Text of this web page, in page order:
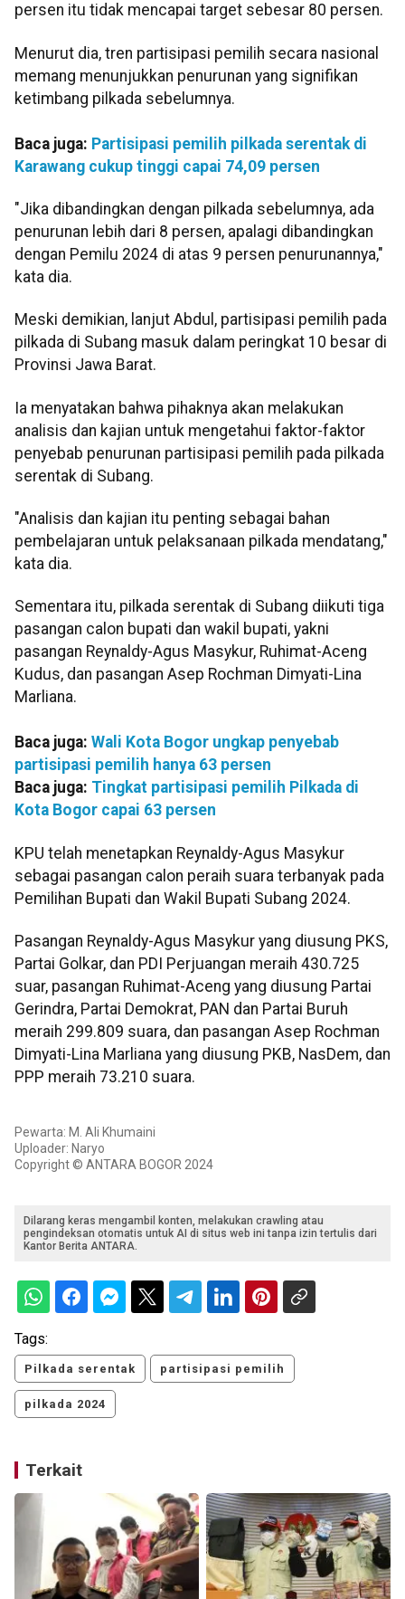
persen itu tidak mencapai target sebesar 80 persen.
Menurut dia, tren partisipasi pemilih secara nasional
memang menunjukkan penurunan yang signifikan
ketimbang pilkada sebelumnya.
Baca juga: Partisipasi pemilih pilkada serentak di
Karawang cukup tinggi capai 74,09 persen
"Jika dibandingkan dengan pilkada sebelumnya, ada
penurunan lebih dari 8 persen, apalagi dibandingkan
dengan Pemilu 2024 di atas 9 persen penurunannya,"
kata dia.
Meski demikian, lanjut Abdul, partisipasi pemilih pada
pilkada di Subang masuk dalam peringkat 10 besar di
Provinsi Jawa Barat.
Ia menyatakan bahwa pihaknya akan melakukan
analisis dan kajian untuk mengetahui faktor-faktor
penyebab penurunan partisipasi pemilih pada pilkada
serentak di Subang.
"Analisis dan kajian itu penting sebagai bahan
pembelajaran untuk pelaksanaan pilkada mendatang,"
kata dia.
Sementara itu, pilkada serentak di Subang diikuti tiga
pasangan calon bupati dan wakil bupati, yakni
pasangan Reynaldy-Agus Masykur, Ruhimat-Aceng
Kudus, dan pasangan Asep Rochman Dimyati-Lina
Marliana.
Baca juga: Wali Kota Bogor ungkap penyebab
partisipasi pemilih hanya 63 persen
Baca juga: Tingkat partisipasi pemilih Pilkada di
Kota Bogor capai 63 persen
KPU telah menetapkan Reynaldy-Agus Masykur
sebagai pasangan calon peraih suara terbanyak pada
Pemilihan Bupati dan Wakil Bupati Subang 2024.
Pasangan Reynaldy-Agus Masykur yang diusung PKS,
Partai Golkar, dan PDI Perjuangan meraih 430.725
suar, pasangan Ruhimat-Aceng yang diusung Partai
Gerindra, Partai Demokrat, PAN dan Partai Buruh
meraih 299.809 suara, dan pasangan Asep Rochman
Dimyati-Lina Marliana yang diusung PKB, NasDem, dan
PPP meraih 73.210 suara.
Pewarta: M. Ali Khumaini
Uploader: Naryo
Copyright © ANTARA BOGOR 2024
Dilarang keras mengambil konten, melakukan crawling atau
pengindeksan otomatis untuk AI di situs web ini tanpa izin tertulis dari
Kantor Berita ANTARA.
Tags:
Pilkada serentak partisipasi pemilih
pilkada 2024
Terkait